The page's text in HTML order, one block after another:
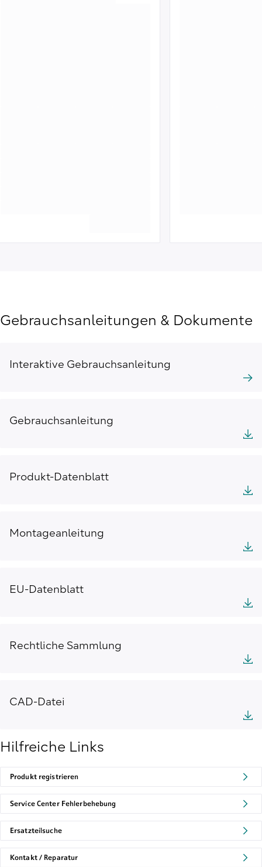
Gebrauchsanleitungen & Dokumente
Interaktive Gebrauchsanleitung
Gebrauchsanleitung
Produkt-Datenblatt
Montageanleitung
EU-Datenblatt
Rechtliche Sammlung
CAD-Datei
Hilfreiche Links
Produkt registrieren
Service Center Fehlerbehebung
Ersatzteilsuche
Kontakt / Reparatur